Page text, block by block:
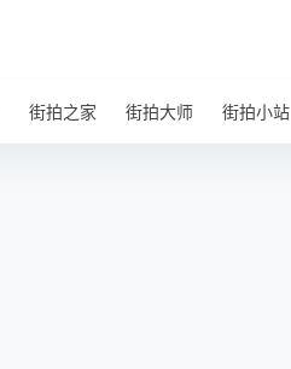
街拍之家 街拍大师 街拍小站